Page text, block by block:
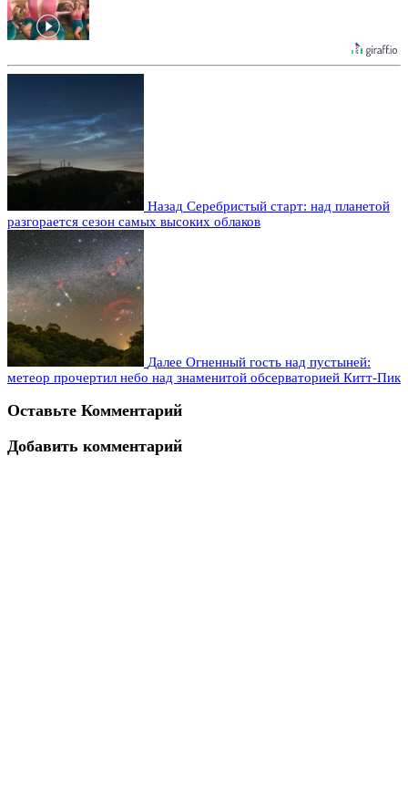
Назад Серебристый старт: над планетой
разгорается сезон самых высоких облаков
Далее Огненный гость над пустыней:
метеор прочертил небо над знаменитой обсерваторией Китт-Пик
Оставьте Комментарий
Добавить комментарий